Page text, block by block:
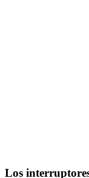
Los